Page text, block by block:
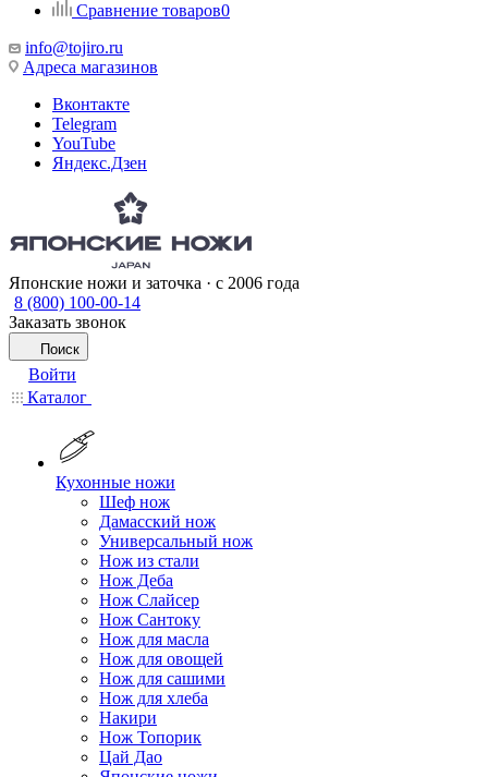
Сравнение товаров0
info@tojiro.ru
Адреса магазинов
Вконтакте
Telegram
YouTube
Яндекс.Дзен
Японские ножи и заточка · с 2006 года
8 (800) 100-00-14
Заказать звонок
Поиск
Войти
Каталог
Кухонные ножи
Шеф нож
Дамасский нож
Универсальный нож
Нож из стали
Нож Деба
Нож Слайсер
Нож Сантоку
Нож для масла
Нож для овощей
Нож для сашими
Нож для хлеба
Накири
Нож Топорик
Цай Дао